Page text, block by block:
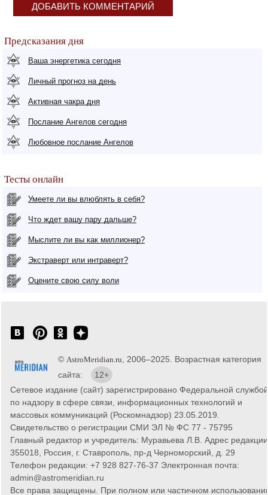
ДОБАВИТЬ КОММЕНТАРИЙ
Предсказания дня
Ваша энергетика сегодня
Личный прогноз на день
Активная чакра дня
Послание Ангелов сегодня
Любовное послание Ангелов
Тесты онлайн
Умеете ли вы влюблять в себя?
Что ждет вашу пару дальше?
Мыслите ли вы как миллионер?
Экстраверт или интраверт?
Оцените свою силу воли
© AstroMeridian.ru , 2006–2025. Возрастная категория
сайта:
12+
Сетевое издание (сайт) зарегистрировано Федеральной службой
по надзору в сфере связи, информационных технологий и
массовых коммуникаций (Роскомнадзор) 23.05.2019.
Свидетельство о регистрации СМИ ЭЛ № ФС 77 - 75795
Главный редактор и учредитель: Муравьева Л.В. Адрес
355018, Россия, г. Ставрополь, пр-д Черноморский, д. 29
Телефон редакции: +7 928 827-76-37 Электронная почта:
admin@astromeridian.ru
Все права защищены. При полном или частичном